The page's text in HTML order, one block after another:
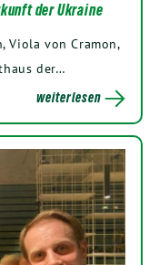
der Ukraine
Viola von Cramon,
der…
weiterlesen